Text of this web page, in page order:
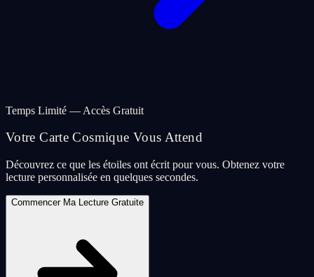
Temps Limité — Accès Gratuit
Votre Carte Cosmique Vous Attend
Découvrez ce que les étoiles ont écrit pour vous. Obtenez votre
lecture personnalisée en quelques secondes.
Commencer Ma Lecture Gratuite